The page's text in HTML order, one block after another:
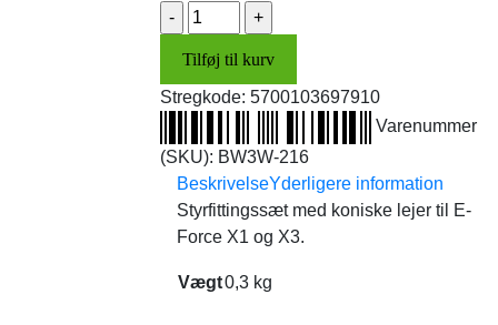
Styrfittingssæt
antal
Tilføj til kurv
Stregkode: 5700103697910
Varenummer
(SKU): BW3W-216
BeskrivelseYderligere information
Styrfittingssæt med koniske lejer til E-
Force X1 og X3.
Vægt0,3 kg